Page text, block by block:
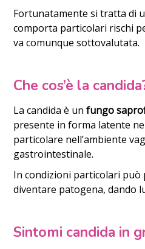
Fortunatamente si tratta di
comporta particolari rischi
va comunque sottovalutata.
Che cos’è la
La candida è unfungo
presente in forma latente
particolare nell’ambiente
gastrointestinale.
In condizioni particolari
diventare patogena, dando
Sintomi candida in